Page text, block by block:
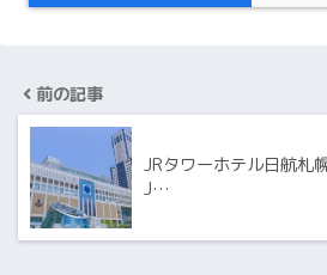
前の記事
JRタワーホテル日航札
J…